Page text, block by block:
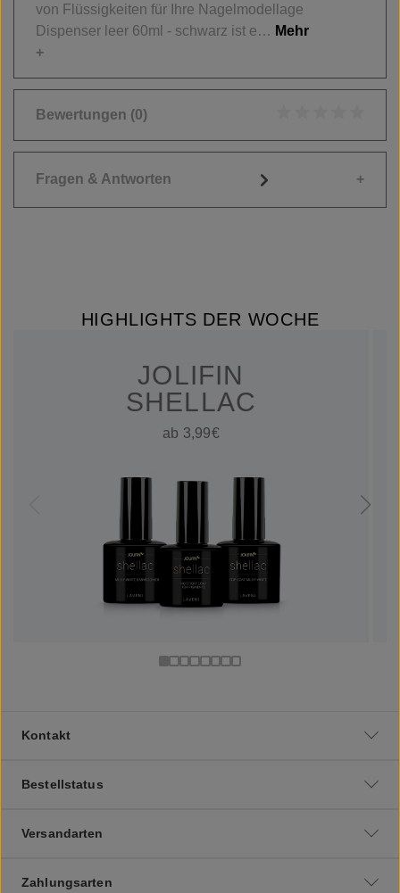
von Flüssigkeiten für Ihre Nagelmodellage
Dispenser leer 60ml - schwarz ist e… Mehr
Bewertungen (0)
Fragen & Antworten
HIGHLIGHTS DER WOCHE
JOLIFIN
SHELLAC
ab 3,99€
Kontakt
Bestellstatus
Versandarten
Zahlungsarten